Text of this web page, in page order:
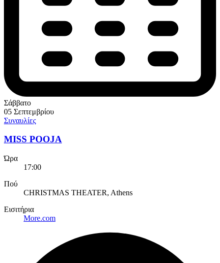
Σάββατο
05 Σεπτεμβρίου
Συναυλίες
MISS POOJA
Ώρα
17:00
Πού
CHRISTMAS THEATER, Athens
Εισιτήρια
More.com